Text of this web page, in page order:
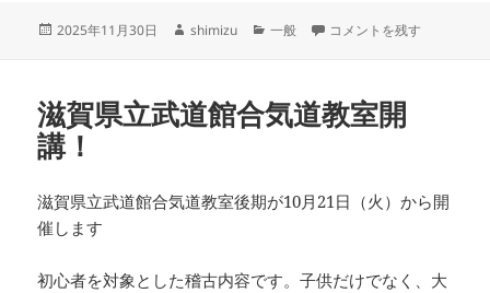
投
2025年11月30日
作
shimizu
カ
ー
一般 湖南市スポーツフェステ
コメントを残す
滋賀県立武道館合気道教室開
講！
滋賀県立武道館合気道教室後期が10月21日（火）から開
催します
初心者を対象とした稽古内容です。子供だけでなく、大